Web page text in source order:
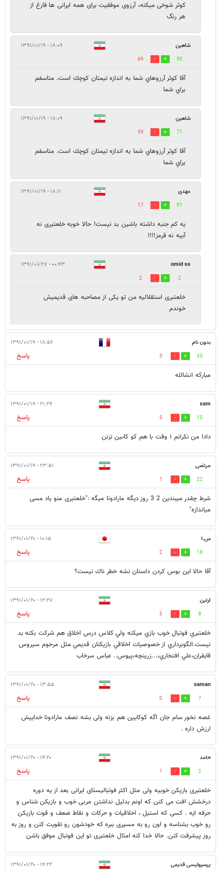
کوثر شوخی میکنه، آرزوی موفقیت برای همه ایرانی ها فارغ از
هر رنگ
شاهين ۱۸:۰۹ - ۱۳۹۱/۰۱/۱۹
90
69
آقا كوثر آرزوهاي شما به اندازه تيمتان كوچك است. متاسفم
براي شما
شاهين ۱۸:۰۹ - ۱۳۹۱/۰۱/۱۹
71
59
آقا كوثر آرزوهاي شما به اندازه تيمتان كوچك است. متاسفم
براي شما
مهدی ۱۸:۱۱ - ۱۳۹۱/۰۱/۱۹
91
17
یه کم جنبه داشته باشین بد نیست! حالا خوبه خلعتبری نه
آبیه نه قرمز!!!!
omid ss ۰۰:۴۳ - ۱۳۹۱/۰۱/۲۷
2
2
خلعتبری استقلالیه من تو یکی از مصاحبه های قدیمیش
خوندم
بدون نام ۱۸:۵۶ - ۱۳۹۱/۰۱/۱۹
55
3
پاسخ
مبارکه انشالله
sam ۲۱:۲۴ - ۱۳۹۱/۰۱/۱۹
15
5
پاسخ
دادا من نكرانم ١ وقت با هم كو كاىين نزنن
مرتضی ۲۳:۵۱ - ۱۳۹۱/۰۱/۱۹
22
1
پاسخ
شرط چقدر میبندین 2 3 روز دیگه مارادونا میگه :"خلعتبری منو یاد مسی
میاندازه"
س.ا ۱۰:۱۵ - ۱۳۹۱/۰۱/۲۰
18
2
پاسخ
آقا حالا اين بوس كردن داستان نشه خطر ناك نيست؟
ارتين ۱۲:۲۷ - ۱۳۹۱/۰۱/۲۰
8
5
پاسخ
خلعتبري فوتبال خوب بازي ميكنه ولي كلاس درس اخلاق هم شركت بكنه بد
نيست.الگوبرداري از خصوصيات اخلاقي بازيكنان قديمي مثل مرحوم سيروس
قايقران،علي افتخاري،...زرينچه،پيوس.. عباس سرخاب
saman ۱۳:۵۵ - ۱۳۹۱/۰۱/۲۰
7
0
پاسخ
غصه نخور سام جان اگه کوکایین هم بزنه ولی بشه نصف مارادونا خداییش
ارزش داره .
حامد ۱۴:۲۰ - ۱۳۹۱/۰۱/۲۰
2
1
پاسخ
خلعتبری بازیکن خوبیه ولی مثل اکثر فوتبالیستای ایرانی بعد از یه دوره
درخشش افت می کنن که اونم بدلیل نداشتن مربی خوب و بازیکن شناس و
حرفه ایه . کسی که استیل ، اخلاقیات و حرکات و نقاط ضعف و قوت بازیکن
رو خوب بشناسه و اون رو به مسیری ببره که خودشون رو تقویت کنن و روز به
روز پیشرفت کنن. حالا خدا کنه امثال خلعتبری تو این فوتبال موفق باشن
پرسپولیسی قدیمی ۱۴:۲۲ - ۱۳۹۱/۰۱/۲۰